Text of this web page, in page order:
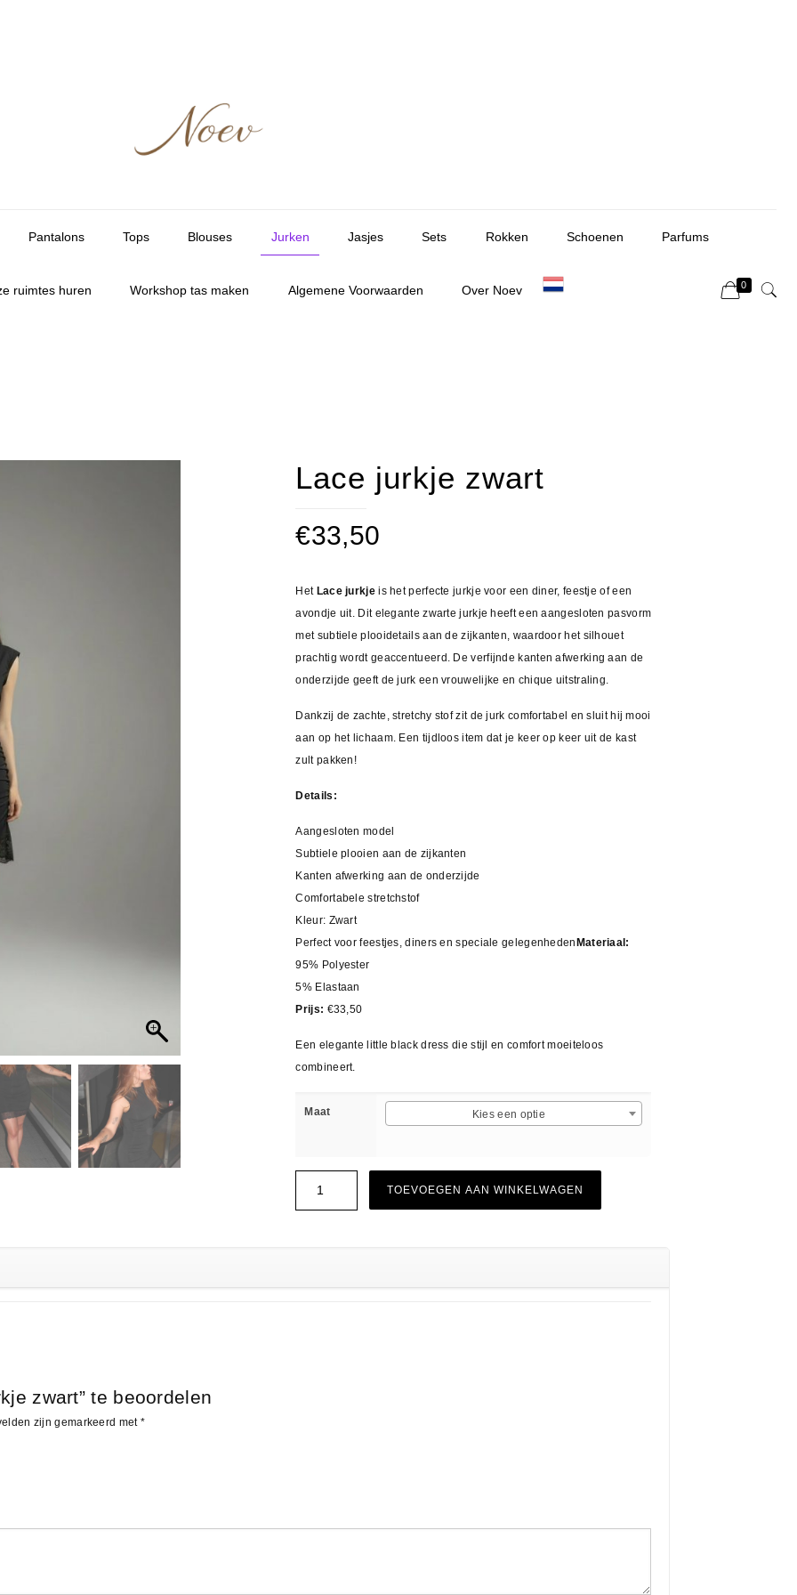
Pantalons Tops Blouses Jurken Jasjes Sets Rokken Schoenen Parfums
ruimtes huren Workshop tas maken Algemene Voorwaarden Over Noev 0
Lace jurkje zwart
€33,50
HetLace jurkjeis het perfecte jurkje voor een diner, feestje of een
avondje uit. Dit elegante zwarte jurkje heeft een aangesloten pasvorm
met subtiele plooidetails aan de zijkanten, waardoor het silhouet
prachtig wordt geaccentueerd. De verfijnde kanten afwerking aan de
onderzijde geeft de jurk een vrouwelijke en chique uitstraling.
Dankzij de zachte, stretchy stof zit de jurk comfortabel en sluit hij mooi
aan op het lichaam. Een tijdloos item dat je keer op keer uit de kast
zult pakken!
Details:
Aangesloten model
Subtiele plooien aan de zijkanten
Kanten afwerking aan de onderzijde
Comfortabele stretchstof
Kleur: Zwart
Perfect voor feestjes, diners en speciale gelegenheden Materiaal:
95% Polyester
5% Elastaan
Prijs: €33,50
Een elegante little black dress die stijl en comfort moeiteloos
combineert.
Maat Kies een optie
TOEVOEGEN AAN WINKELWAGEN
zwart” te beoordelen
zijn gemarkeerd met *